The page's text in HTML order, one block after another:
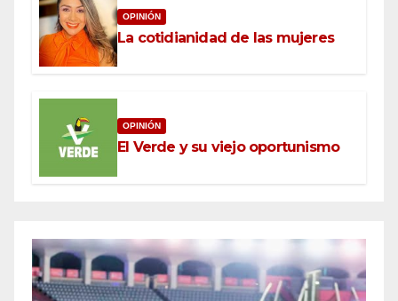
OPINIÓN
La cotidianidad de las mujeres
OPINIÓN
El Verde y su viejo oportunismo